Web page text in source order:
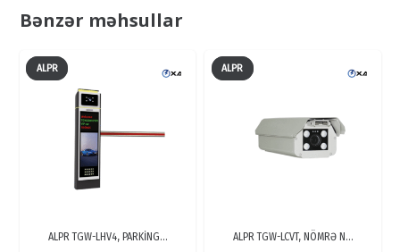
Bənzər məhsullar
ALPR
ALPR TGW-LHV4, PARKİNG…
ALPR
ALPR TGW-LCVT, NÖMRƏ N…